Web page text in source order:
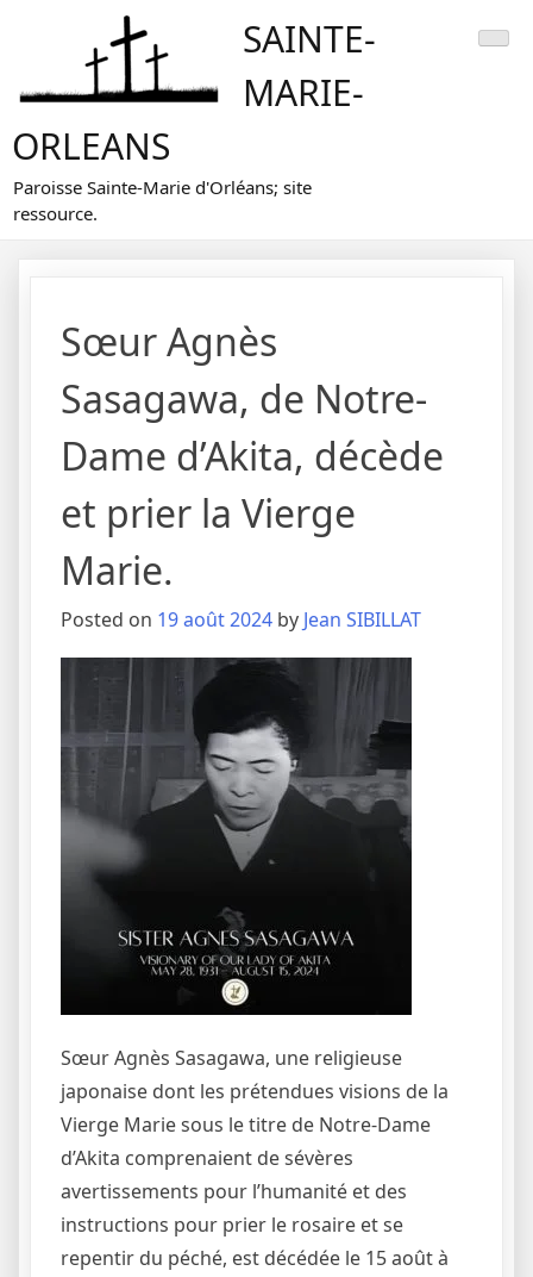
SAINTE-
MARIE-
ORLEANS
Paroisse Sainte-Marie d'Orléans; site
ressource.
Sœur Agnès
Sasagawa, de Notre-
Dame d’Akita, décède
et prier la Vierge
Marie.
Posted on 19 août 2024 by Jean SIBILLAT
Sœur Agnès Sasagawa, une religieuse
japonaise dont les prétendues visions de la
Vierge Marie sous le titre de Notre-Dame
d’Akita comprenaient de sévères
avertissements pour l’humanité et des
instructions pour prier le rosaire et se
repentir du péché, est décédée le 15 août à